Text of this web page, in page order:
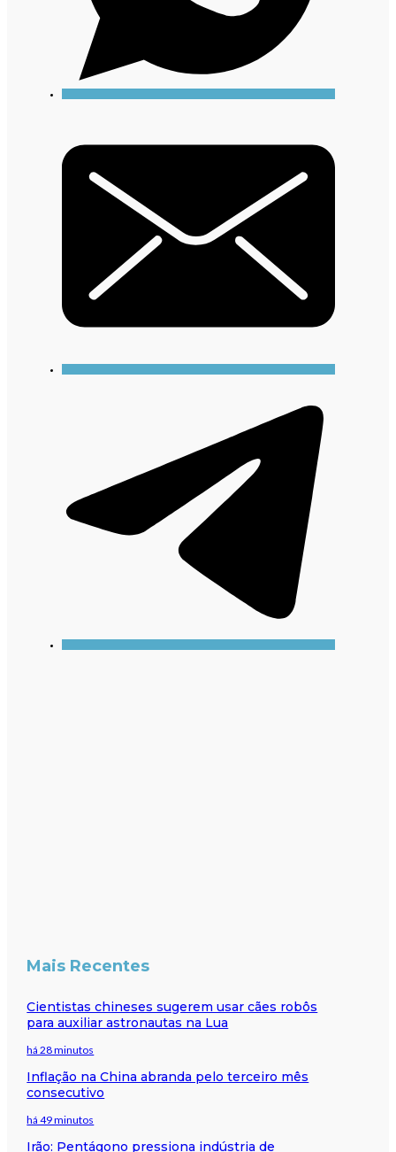
Mais Recentes
Cientistas chineses sugerem usar cães robôs
para auxiliar astronautas na Lua
há 28 minutos
Inflação na China abranda pelo terceiro mês
consecutivo
há 49 minutos
Irão: Pentágono pressiona indústria de